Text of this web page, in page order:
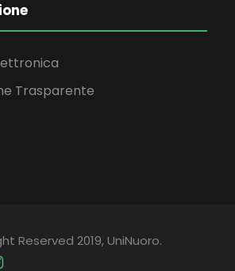
Trasparente
Reserved 2019, UniNuoro.